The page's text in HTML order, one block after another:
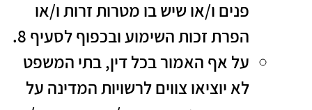
פנים ו/או שיש בו מטרות זרות ו/או
הפרת זכות השימוע ובכפוף לסעיף 8.
על אף האמור בכל דין, בתי המשפט
לא יוציאו צווים לרשויות המדינה על